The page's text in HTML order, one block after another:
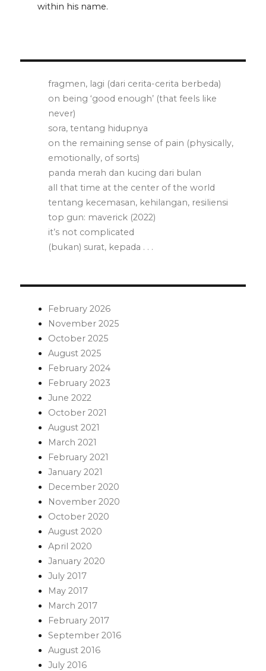
within his name.
fragmen, lagi (dari cerita-cerita berbeda)
on being ‘good enough’ (that feels like
never)
sora, tentang hidupnya
on the remaining sense of pain (physically,
emotionally, of sorts)
panda merah dan kucing dari bulan
all that time at the center of the world
tentang kecemasan, kehilangan, resiliensi
top gun: maverick (2022)
it’s not complicated
(bukan) surat, kepada . . .
February 2026
November 2025
October 2025
August 2025
February 2024
February 2023
June 2022
October 2021
August 2021
March 2021
February 2021
January 2021
December 2020
November 2020
October 2020
August 2020
April 2020
January 2020
July 2017
May 2017
March 2017
February 2017
September 2016
August 2016
July 2016